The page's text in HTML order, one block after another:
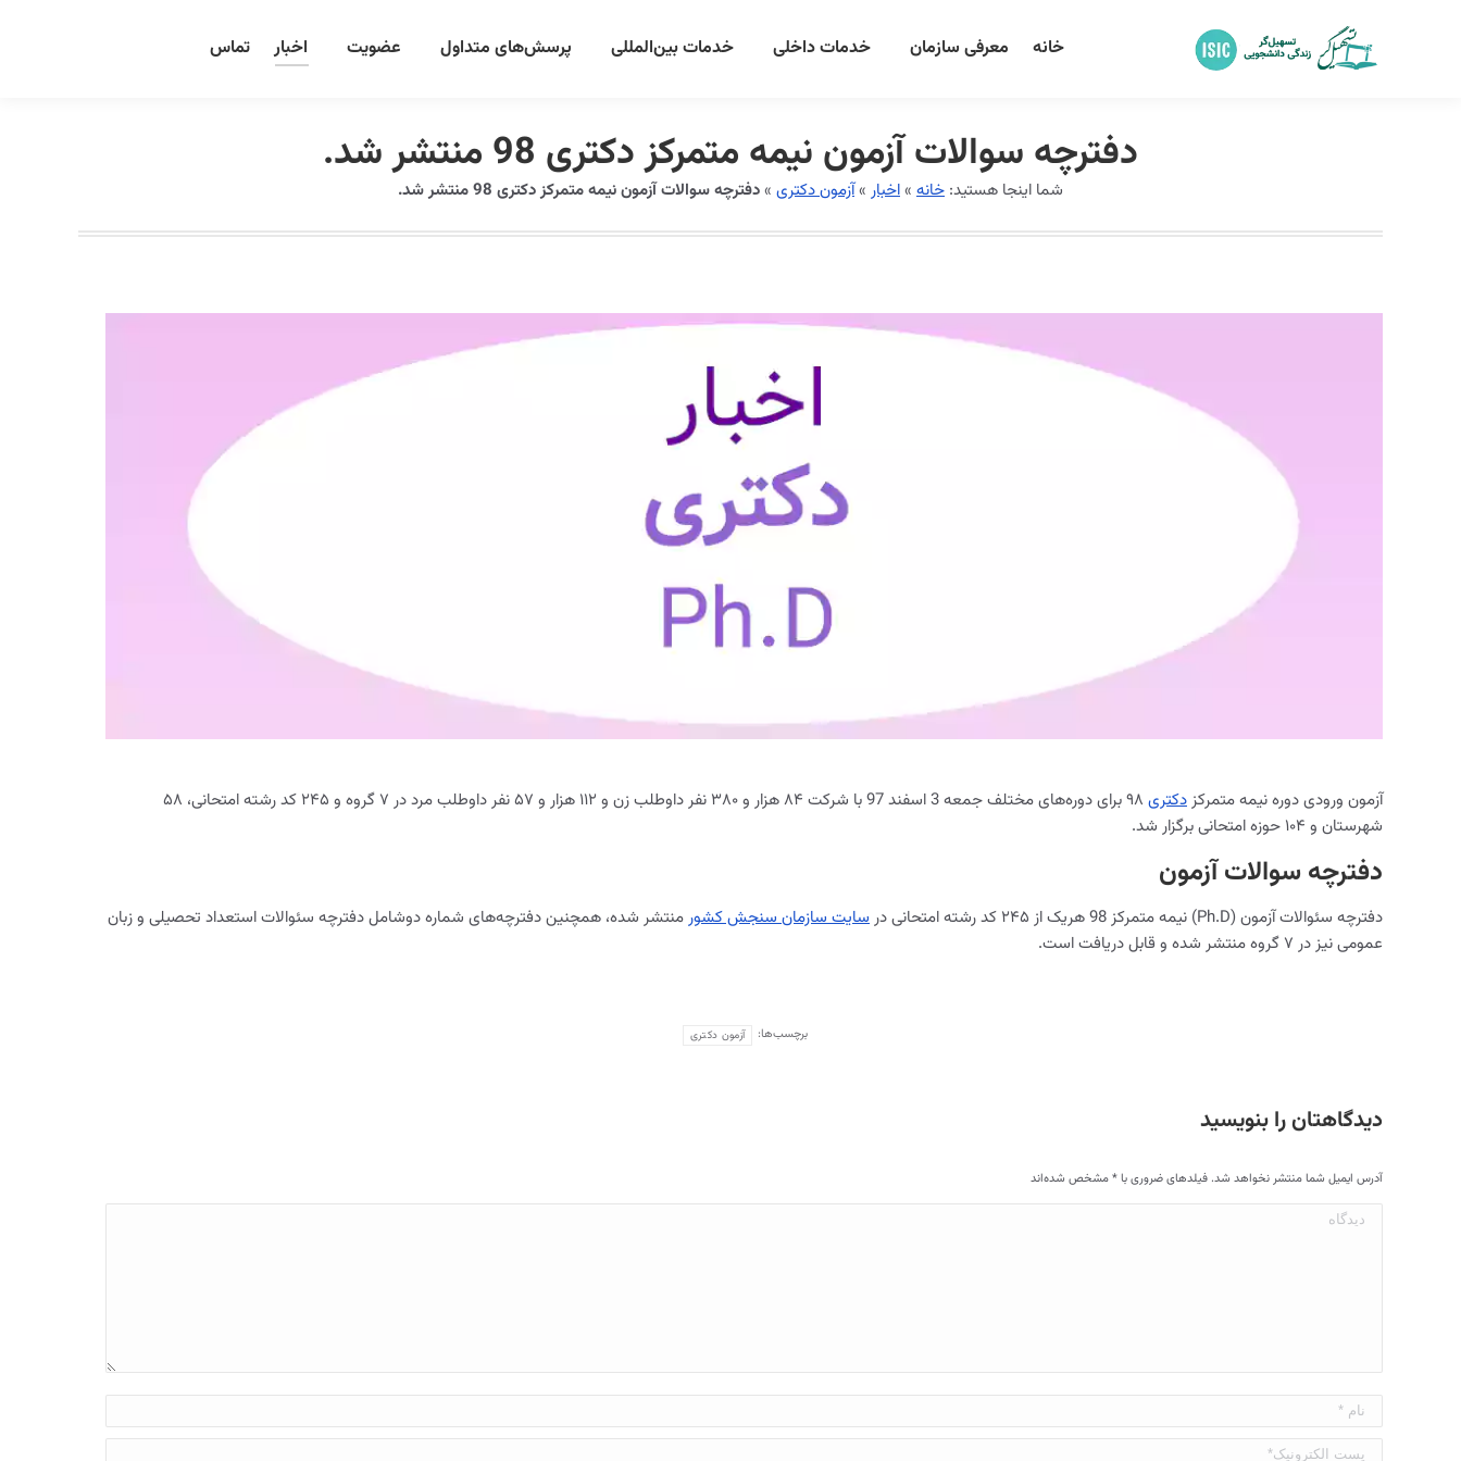
خانه معرفی سازمان خدمات داخلی خدمات بین‌المللی پرسش‌های متداول عضویت اخبار تماس
دفترچه سوالات آزمون نیمه متمرکز دکتری 98 منتشر شد.
شما اینجا هستید: خانه »اخبار »آزمون دکتری »دفترچه سوالات آزمون نیمه متمرکز دکتری 98 منتشر شد.
آزمون ورودی دوره نیمه متمرکزدکتری
۹۸ برای دوره‌های مختلف جمعه 3 اسفند 97 با شرکت ۸۴ هزار و ۳۸۰ نفر داوطلب زن و ۱۱۲ هزار و ۵۷ نفر داوطلب مرد در ۷ گروه و ۲۴۵ کد رشته امتحانی، ۵۸
شهرستان و ۱۰۴ حوزه امتحانی برگزار شد.
دفترچه سوالات آزمون
دفترچه سئوالات آزمون (Ph.D) نیمه متمرکز 98 هریک از ۲۴۵ کد رشته امتحانی در سایت سازمان سنجش کشورمنتشر شده، همچنین دفترچه‌های شماره دوشامل دفترچه سئوالات استعداد تحصیلی و زبان
عمومی نیز در ۷ گروه منتشر شده و قابل دریافت است.
برچسب‌ها: آزمون دکتری
دیدگاهتان را بنویسید
آدرس ایمیل شما منتشر نخواهد شد. فیلدهای ضروری با*مشخص شده‌اند
دیدگاه
نام *
پست الکترونیک*